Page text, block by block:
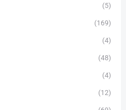
(5)
(169)
(4)
(48)
(4)
(12)